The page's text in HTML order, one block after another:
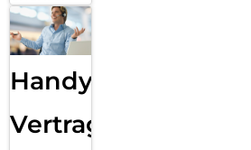
Handy
Vertragsabwicklung